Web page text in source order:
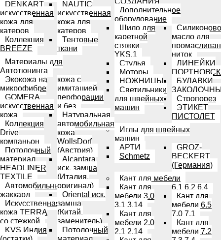
DENKART
искусственная
кожа для
катеров
Коллекция
BREEZE
NAUTIC
искусственная
кожа для
катеров
Тентовые
ткани
Материалы для
Автотюнинга
Экокожа на
микрофибре
GOMERA
искусственная
кожа
Коллекция
Drive
компаньон
Потолочный
материал
HEADLINER
TEXTILE
Автомобильный
жаккард
Искусственная
кожа TERRA
со стежкой
KVS Индия
кожа с
имитацией
перфорации
и без
Натуральная
автомобильная
кожа
WollsDorf
(Австрия)
Alcantara
иск. замша
(Италия,
оригинал)
Oriental иск.
замша
(Китай,
заменитель)
Потолочный
Дополнительное
оборудование
Шило для
каретной
стяжки
YKS.1
Стулья
Моторы
НОЖНИЦЫ
Светильники
для швейных
машин
масло для
ниток
ЛИНЕЙКИ
БУЛАВКИ
Стропорез
ЭТИКЕТ
ПИСТОЛЕТ
Иглы для швейных
машин
АРТИ
Schmetz
GROZ-
BECKERT
(Германия)
Кант для мебели
Кант для
мебели 3.0
3.1 3.14
Кант для
мебели 2.0
2.1 2.14
6.1 6.2 6.4
Кант для
мебели 6.5
7.0 7.1
Кант для
мебели 7.2